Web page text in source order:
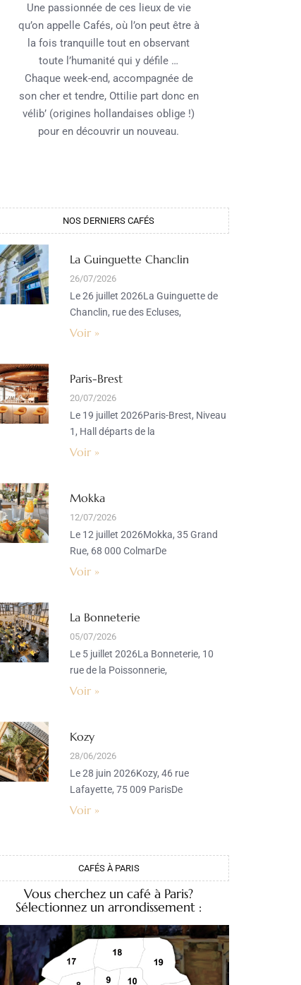
Une passionnée de ces lieux de vie
qu’on appelle Cafés, où l’on peut être à
la fois tranquille tout en observant
toute l’humanité qui y défile …
Chaque week-end, accompagnée de
son cher et tendre, Ottilie part donc en
vélib’ (origines hollandaises oblige !)
pour en découvrir un nouveau.
NOS DERNIERS CAFÉS
La Guinguette Chanclin
26/07/2026
Le 26 juillet 2026La Guinguette de
Chanclin, rue des Ecluses,
Voir »
Paris-Brest
20/07/2026
Le 19 juillet 2026Paris-Brest, Niveau
1, Hall départs de la
Voir »
Mokka
12/07/2026
Le 12 juillet 2026Mokka, 35 Grand
Rue, 68 000 ColmarDe
Voir »
La Bonneterie
05/07/2026
Le 5 juillet 2026La Bonneterie, 10
rue de la Poissonnerie,
Voir »
Kozy
28/06/2026
Le 28 juin 2026Kozy, 46 rue
Lafayette, 75 009 ParisDe
Voir »
CAFÉS À PARIS
Vous cherchez un café à Paris?
Sélectionnez un arrondissement :